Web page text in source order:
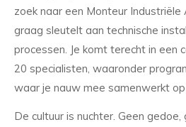
zoek naar een Monteur
graag sleutelt aan technische
processen. Je komt terecht in een
20 specialisten, waaronder
waar je nauw mee samenwerkt
De cultuur is nuchter. Geen